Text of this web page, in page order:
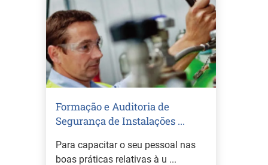
Formação e Auditoria de
Segurança de Instalações ...
Para capacitar o seu pessoal nas
boas práticas relativas à u ...